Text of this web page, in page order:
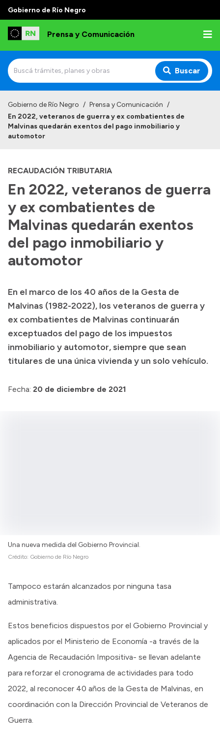
Gobierno de Río Negro
Prensa y Comunicación
Buscar
Institucional
Transparencia
Presupuesto
Boletín Oficial
Consulta de expedientes
Consulta de pago a proveedores
Convocatorias
Intranet
Login
Gobierno de Río Negro / Prensa y Comunicación /
En 2022, veteranos de guerra y ex combatientes de
Malvinas quedarán exentos del pago inmobiliario y
automotor
RECAUDACIÓN TRIBUTARIA
En 2022, veteranos de guerra
y ex combatientes de
Malvinas quedarán exentos
del pago inmobiliario y
automotor
En el marco de los 40 años de la Gesta de
Malvinas (1982-2022), los veteranos de guerra y
ex combatientes de Malvinas continuarán
exceptuados del pago de los impuestos
inmobiliario y automotor, siempre que sean
titulares de una única vivienda y un solo vehículo.
Fecha: 20 de diciembre de 2021
Una nueva medida del Gobierno Provincial.
Crédito: Gobierno de Río Negro
Tampoco estarán alcanzados por ninguna tasa
administrativa.
Estos beneficios dispuestos por el Gobierno Provincial y
aplicados por el Ministerio de Economía -a través de la
Agencia de Recaudación Impositiva- se llevan adelante
para reforzar el cronograma de actividades para todo
2022, al reconocer 40 años de la Gesta de Malvinas, en
coordinación con la Dirección Provincial de Veteranos de
Guerra.